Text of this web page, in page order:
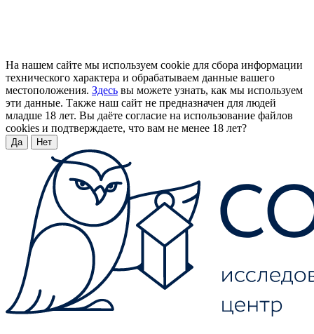
На нашем сайте мы используем cookie для сбора информации
технического характера и обрабатываем данные вашего
местоположения. Здесь вы можете узнать, как мы используем
эти данные. Также наш сайт не предназначен для людей
младше 18 лет. Вы даёте согласие на использование файлов
cookies и подтверждаете, что вам не менее 18 лет?
Да Нет